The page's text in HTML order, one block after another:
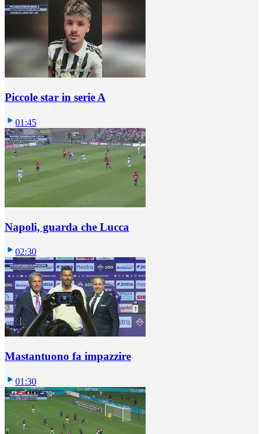
Piccole star in serie A
01:45
Napoli, guarda che Lucca
02:30
Mastantuono fa impazzire
01:30